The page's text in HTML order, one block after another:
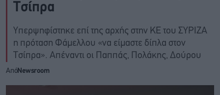
Τσίπρα
Υπερψηφίστηκε επί της αρχής στην ΚΕ του ΣΥΡΙΖΑ
η πρόταση Φάμελλου «να είμαστε δίπλα στον
Τσίπρα». Απέναντι οι Παππάς, Πολάκης, Δούρου
ΑπόNewsroom